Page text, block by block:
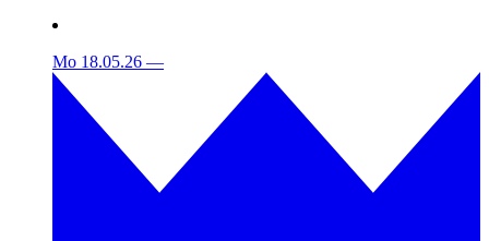
Mo 18.05.26 —